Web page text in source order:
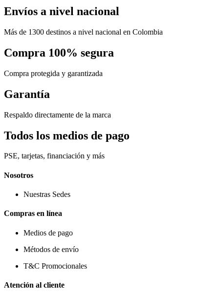
Envíos a nivel nacional
Más de 1300 destinos a nivel nacional en Colombia
Compra 100% segura
Compra protegida y garantizada
Garantía
Respaldo directamente de la marca
Todos los medios de pago
PSE, tarjetas, financiación y más
Nosotros
Nuestras Sedes
Compras en línea
Medios de pago
Métodos de envío
T&C Promocionales
Atención al cliente